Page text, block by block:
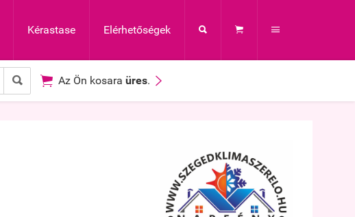
Kérastase Elérhetőségek   
  Az Ön kosara üres. 